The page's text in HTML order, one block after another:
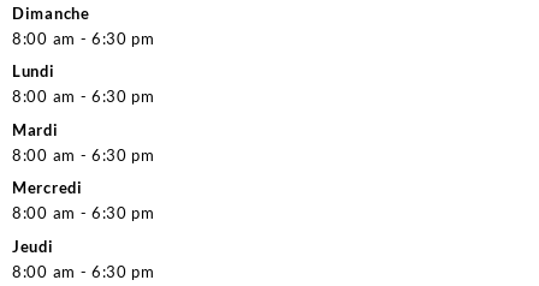
Dimanche
8:00 am - 6:30 pm
Lundi
8:00 am - 6:30 pm
Mardi
8:00 am - 6:30 pm
Mercredi
8:00 am - 6:30 pm
Jeudi
8:00 am - 6:30 pm